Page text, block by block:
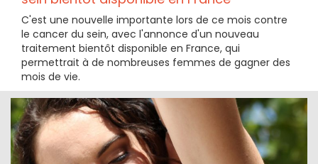
C'est une nouvelle importante lors de ce mois contre
le cancer du sein, avec l'annonce d'un nouveau
traitement bientôt disponible en France, qui
permettrait à de nombreuses femmes de gagner des
mois de vie.